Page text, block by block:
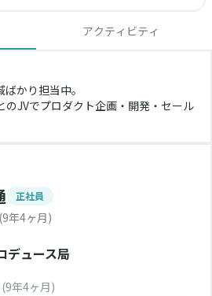
アクティビティ
かり担当中。
のJVでプロダクト企画・開発・セール
正社員
(9年4ヶ月)
デュース局
(9年4ヶ月)